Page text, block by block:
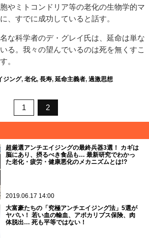
やミトコンドリア等の老化の生物学的マ
、すでに成功していると話す。
な科学者のデ・グレイ氏は、延命は単な
る。我々の望んでいるのは死を無くすこ
。
ジング, 老化, 長寿, 延命主義者, 過激思想
1 2
超厳選アンチエイジングの最終兵器3選！ カギは
脳にあり、摂るべき食品も… 最新研究でわかっ
た老化・疲労・健康悪化のメカニズムとは!?
2019.06.17 14:00
大富豪たちの「究極アンチエイジング法」5選が
ヤバい！ 若い血の輸血、アポカリプス保険、肉
体脱出… 死も平等ではない！